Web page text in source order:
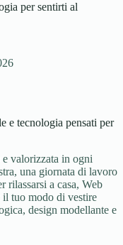
per sentirti al
e tecnologia pensati per
valorizzata in ogni
una giornata di lavoro
rilassarsi a casa, Web
tuo modo di vestire
design modellante e